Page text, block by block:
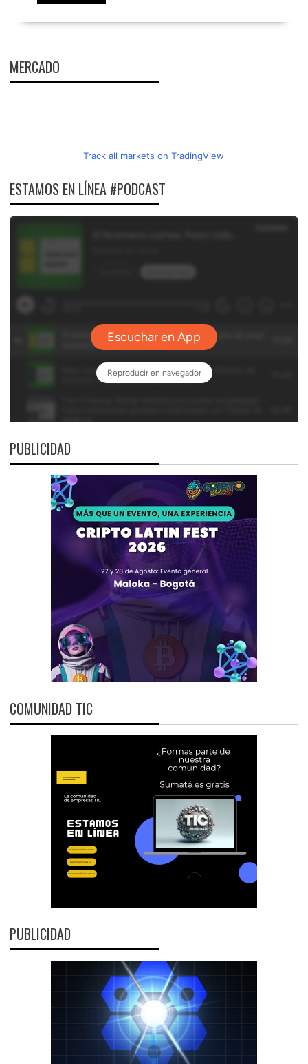
MERCADO
Track all markets on TradingView
ESTAMOS EN LÍNEA #PODCAST
PUBLICIDAD
COMUNIDAD TIC
PUBLICIDAD